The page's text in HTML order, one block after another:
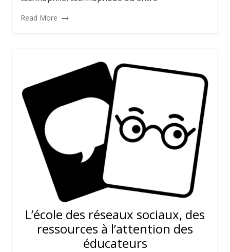
Read More
L’école des réseaux sociaux, des
ressources à l’attention des
éducateurs